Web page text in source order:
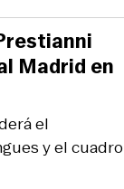
el
y el cuadro
Madrid en